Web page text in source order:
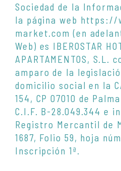
Sociedad de la
la página web https://
market.com (en
Web) es IBEROSTAR
APARTAMENTOS, S.L.
amparo de la
domicilio social en la
154, CP 07010 de
C.I.F. B-28.049.344 e
Registro Mercantil de
1687, Folio 59, hoja
Inscripción 1ª.